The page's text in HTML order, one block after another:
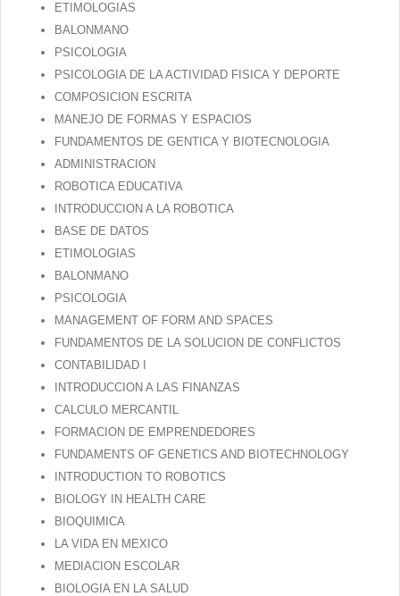
ETIMOLOGIAS
BALONMANO
PSICOLOGIA
PSICOLOGIA DE LA ACTIVIDAD FISICA Y DEPORTE
COMPOSICION ESCRITA
MANEJO DE FORMAS Y ESPACIOS
FUNDAMENTOS DE GENTICA Y BIOTECNOLOGIA
ADMINISTRACION
ROBOTICA EDUCATIVA
INTRODUCCION A LA ROBOTICA
BASE DE DATOS
ETIMOLOGIAS
BALONMANO
PSICOLOGIA
MANAGEMENT OF FORM AND SPACES
FUNDAMENTOS DE LA SOLUCION DE CONFLICTOS
CONTABILIDAD I
INTRODUCCION A LAS FINANZAS
CALCULO MERCANTIL
FORMACION DE EMPRENDEDORES
FUNDAMENTS OF GENETICS AND BIOTECHNOLOGY
INTRODUCTION TO ROBOTICS
BIOLOGY IN HEALTH CARE
BIOQUIMICA
LA VIDA EN MEXICO
MEDIACION ESCOLAR
BIOLOGIA EN LA SALUD